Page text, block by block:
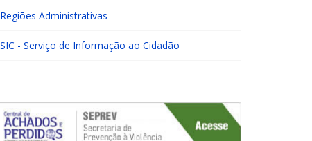
Regiões Administrativas
SIC - Serviço de Informação ao Cidadão